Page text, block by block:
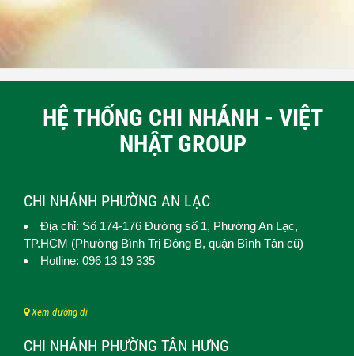
HỆ THỐNG CHI NHÁNH - VIỆT
NHẬT GROUP
CHI NHÁNH PHƯỜNG AN LẠC
Địa chỉ: Số 174-176 Đường số 1, Phường An Lạc,
TP.HCM (Phường Bình Trị Đông B, quận Bình Tân cũ)
Hotline: 096 13 19 335
Xem đường đi
CHI NHÁNH PHƯỜNG TÂN HƯNG